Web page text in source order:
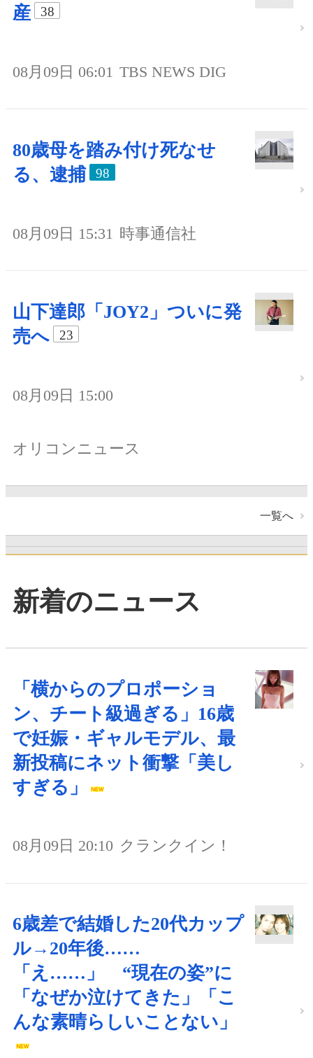
産
38
08月09日 06:01 TBS NEWS DIG
80歳母を踏み付け死なせ
る、逮捕
98
08月09日 15:31 時事通信社
山下達郎「JOY2」ついに発
売へ
23
08月09日 15:00
オリコンニュース
一覧へ
新着のニュース
「横からのプロポーショ
ン、チート級過ぎる」16歳
で妊娠・ギャルモデル、最
新投稿にネット衝撃「美し
すぎる」
08月09日 20:10 クランクイン！
6歳差で結婚した20代カップ
ル→20年後……
「え……」 “現在の姿”に
「なぜか泣けてきた」「こ
んな素晴らしいことない」